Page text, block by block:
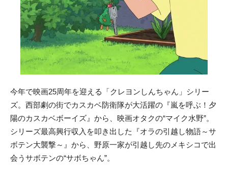
今年で映画25周年を迎える「クレヨンしんちゃん」シリー
ズ。西部劇の街でカスカベ防衛隊が大活躍の『嵐を呼ぶ！夕
陽のカスカベボーイズ』から、映画オタクの“マイク水野”。
シリーズ最高興行収入を叩き出した『オラの引越し物語～サ
ボテン大襲撃～』から、野原一家が引越し先のメキシコで出
会うサボテンの“サボちゃん”。